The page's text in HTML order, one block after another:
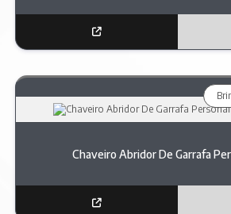
Chaveiro Abridor De Garrafa